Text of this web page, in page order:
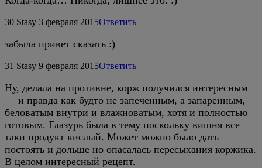
30 Stasy 3 февраля 2015Ответить
забыла привет сказать :)
31 Stasy 9 февраля 2015Ответить
Ну, делала на противне, корж получился интересным
— и правда как будто не запеченным, а запаренным,
беловатым внутри и влажноватым, хотя и полностью
готовым. Глазурь была в тему поскольку вишня все
таки продукт кислый. Может можно было дать
постоять и дольше но опасалась пересыхания коржика.
В целом интересный рецепт.